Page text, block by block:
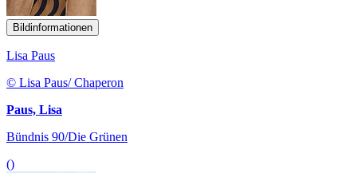
Bildinformationen
Lisa Paus
© Lisa Paus/ Chaperon
Paus, Lisa
Bündnis 90/Die Grünen
()